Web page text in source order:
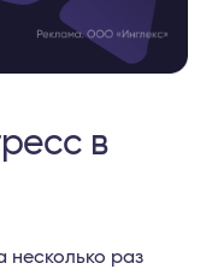
в
несколько раз